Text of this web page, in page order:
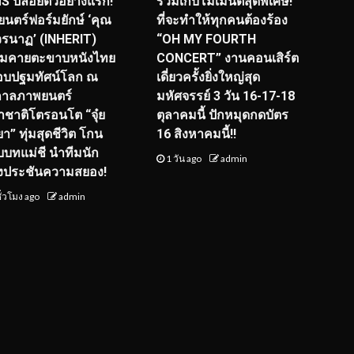
นตร์ฟอร์มยักษ์ ‘คุณ
นาฏ’ (INHERIT)
คายตะขาบหนังไทย
บปฐมทัศน์โลก ณ
าลภาพยนตร์
ชาติโตรอนโต “จุ๋ย
า” ทุ่มสุดชีวิต โกน
บทแม่ชี นำทีมนัก
ประชันความสยอง!
โมง ago admin
ที่จะทำให้ทุกคนต้องร้อง
“OH MY FOURTH
CONCERT” งานคอนเสิร์ต
เดี่ยวครั้งยิ่งใหญ่สุด
มหัศจรรย์ 3 วัน 16-17-18
ตุลาคมนี้ ปักหมุดกดบัตร
16 สิงหาคมนี้!!
1 วัน ago admin